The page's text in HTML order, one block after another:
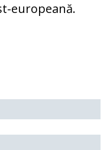
europeană.